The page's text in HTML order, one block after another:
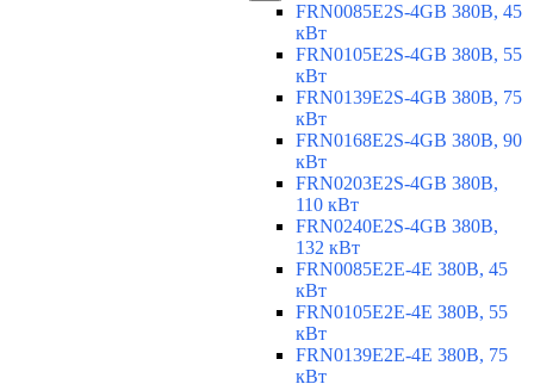
FRN0085E2S-4GB 380В, 45
кВт
FRN0105E2S-4GB 380В, 55
кВт
FRN0139E2S-4GB 380В, 75
кВт
FRN0168E2S-4GB 380В, 90
кВт
FRN0203E2S-4GB 380В,
110 кВт
FRN0240E2S-4GB 380В,
132 кВт
FRN0085E2E-4E 380В, 45
кВт
FRN0105E2E-4E 380В, 55
кВт
FRN0139E2E-4E 380В, 75
кВт